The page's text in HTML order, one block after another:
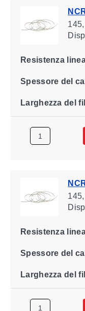
Resistenza
Spessore del
Larghezza del
Resistenza
Spessore del
Larghezza del